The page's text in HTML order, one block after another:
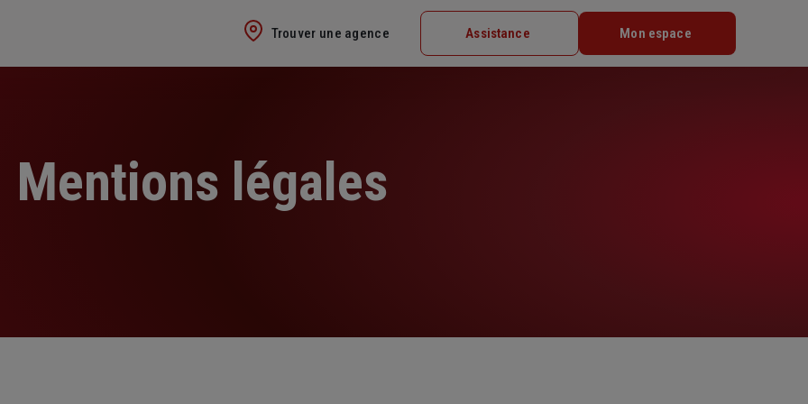
Trouver une agence Assistance Mon espace
Mentions légales